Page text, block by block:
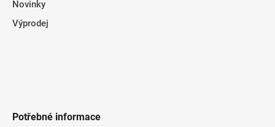
Novinky
Výprodej
Potřebné informace